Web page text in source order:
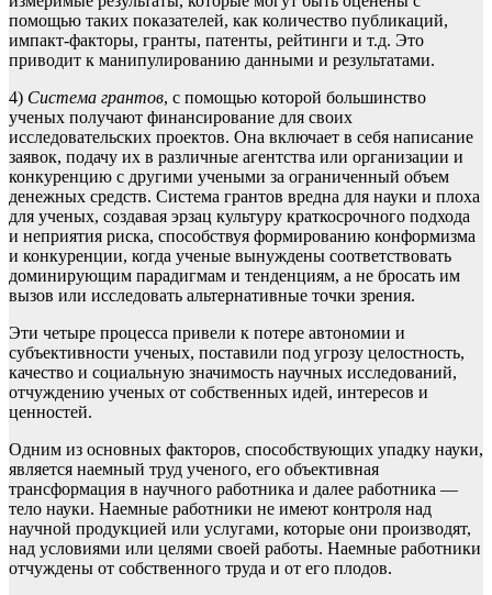
помощью таких показателей, как количество публикаций,
импакт-факторы, гранты, патенты, рейтинги и т.д. Это
приводит к манипулированию данными и результатами.
4) Система грантов, с помощью которой большинство
ученых получают финансирование для своих
исследовательских проектов. Она включает в себя написание
заявок, подачу их в различные агентства или организации и
конкуренцию с другими учеными за ограниченный объем
денежных средств. Система грантов вредна для науки и плоха
для ученых, создавая эрзац культуру краткосрочного подхода
и неприятия риска, способствуя формированию конформизма
и конкуренции, когда ученые вынуждены соответствовать
доминирующим парадигмам и тенденциям, а не бросать им
вызов или исследовать альтернативные точки зрения.
Эти четыре процесса привели к потере автономии и
субъективности ученых, поставили под угрозу целостность,
качество и социальную значимость научных исследований,
отчуждению ученых от собственных идей, интересов и
ценностей.
Одним из основных факторов, способствующих упадку науки,
является наемный труд ученого, его объективная
трансформация в научного работника и далее работника —
тело науки. Наемные работники не имеют контроля над
научной продукцией или услугами, которые они производят,
над условиями или целями своей работы. Наемные работники
отчуждены от собственного труда и от его плодов.